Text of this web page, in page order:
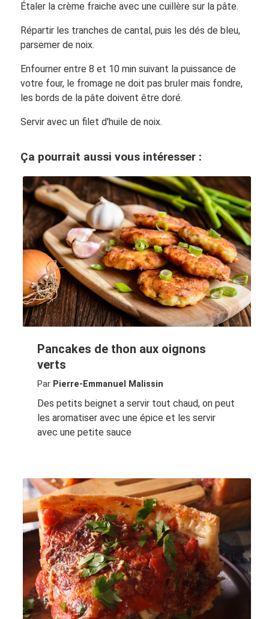
Étaler la crème fraiche avec une cuillère sur la pâte.
Répartir les tranches de cantal, puis les dés de bleu,
parsemer de noix.
Enfourner entre 8 et 10 min suivant la puissance de
votre four, le fromage ne doit pas bruler mais fondre,
les bords de la pâte doivent être doré.
Servir avec un filet d'huile de noix.
Ça pourrait aussi vous intéresser :
Pancakes de thon aux oignons
verts
Par Pierre-Emmanuel Malissin
Des petits beignet a servir tout chaud, on peut
les aromatiser avec une épice et les servir
avec une petite sauce